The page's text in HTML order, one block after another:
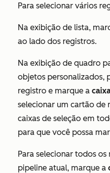
Para selecionar vários
Na exibição de lista,
ao lado dos registros.
Na exibição de quadro
objetos personalizados,
registro e marque a
selecionar um cartão de
caixas de seleção em
para que você possa
Para selecionar todos
pipeline atual, marque a